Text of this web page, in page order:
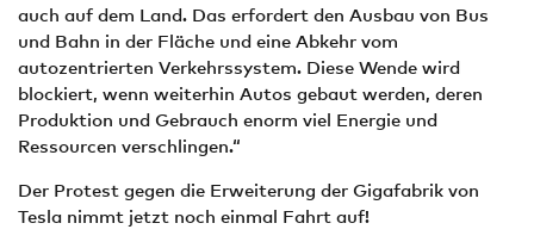
auch auf dem Land. Das erfordert den Ausbau von Bus
und Bahn in der Fläche und eine Abkehr vom
autozentrierten Verkehrssystem. Diese Wende wird
blockiert, wenn weiterhin Autos gebaut werden, deren
Produktion und Gebrauch enorm viel Energie und
Ressourcen verschlingen.“
Der Protest gegen die Erweiterung der Gigafabrik von
Tesla nimmt jetzt noch einmal Fahrt auf!